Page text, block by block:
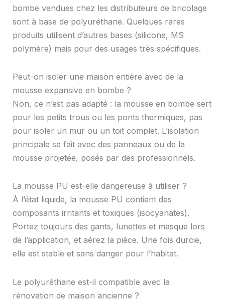
bombe vendues chez les distributeurs de bricolage
sont à base de polyuréthane. Quelques rares
produits utilisent d’autres bases (silicone, MS
polymère) mais pour des usages très spécifiques.
Peut-on isoler une maison entière avec de la
mousse expansive en bombe ?
Non, ce n’est pas adapté : la mousse en bombe sert
pour les petits trous ou les ponts thermiques, pas
pour isoler un mur ou un toit complet. L’isolation
principale se fait avec des panneaux ou de la
mousse projetée, posés par des professionnels.
La mousse PU est-elle dangereuse à utiliser ?
À l’état liquide, la mousse PU contient des
composants irritants et toxiques (isocyanates).
Portez toujours des gants, lunettes et masque lors
de l’application, et aérez la pièce. Une fois durcie,
elle est stable et sans danger pour l’habitat.
Le polyuréthane est-il compatible avec la
rénovation de maison ancienne ?